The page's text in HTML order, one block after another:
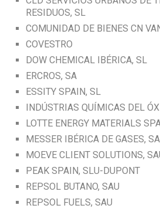
RESIDUOS, SL
COMUNIDAD DE BIENES CN
COVESTRO
DOW CHEMICAL IBÉRICA, SL
ERCROS, SA
ESSITY SPAIN, SL
INDÚSTRIAS QUÍMICAS DEL
LOTTE ENERGY MATERIALS
MESSER IBÉRICA DE GASES,
MOEVE CLIENT SOLUTIONS,
PEAK SPAIN, SLU-DUPONT
REPSOL BUTANO, SAU
REPSOL FUELS, SAU